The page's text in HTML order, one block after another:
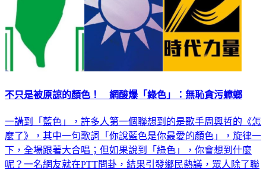
不只是被原諒的顏色！ 網酸爆「綠色」：無恥貪污蟑螂
一講到「藍色」，許多人第一個聯想到的是歌手周興哲的《怎
麼了》，其中一句歌詞「你說藍色是你最愛的顏色」，旋律一
下，全場跟著大合唱；但如果說到「綠色」，你會想到什麼
呢？一名網友就在PTT問卦，結果引發鄉民熱議，眾人除了聯